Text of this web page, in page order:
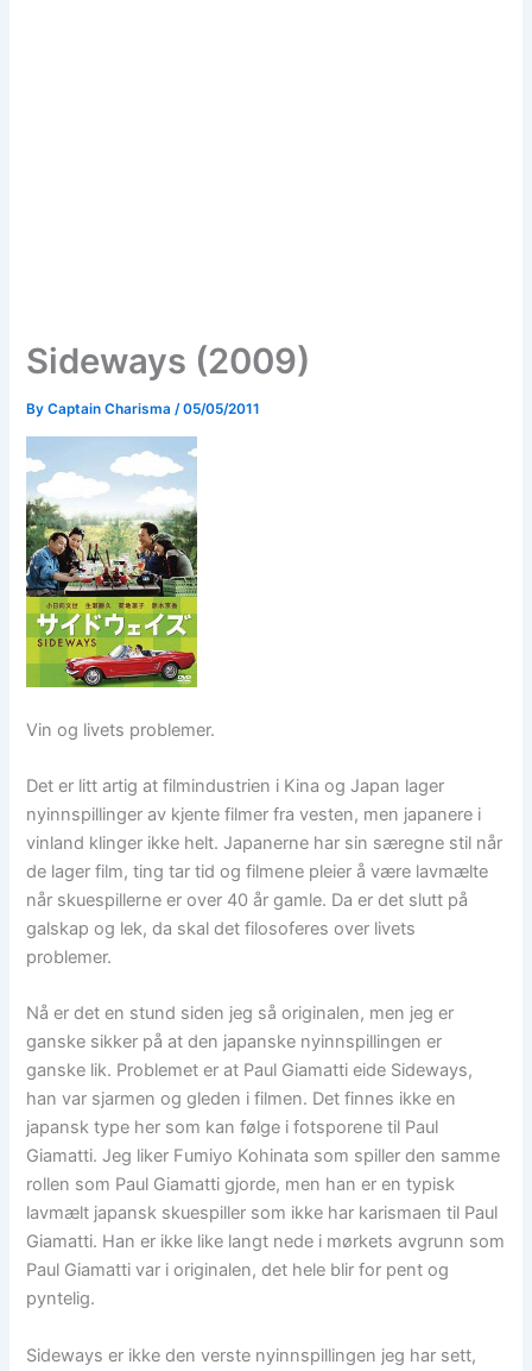
Sideways (2009)
ByCaptain Charisma /05/05/2011
Vin og livets problemer.
Det er litt artig at filmindustrien i Kina og Japan lager
nyinnspillinger av kjente filmer fra vesten, men japanere i
vinland klinger ikke helt. Japanerne har sin særegne stil når
de lager film, ting tar tid og filmene pleier å være lavmælte
når skuespillerne er over 40 år gamle. Da er det slutt på
galskap og lek, da skal det filosoferes over livets
problemer.
Nå er det en stund siden jeg så originalen, men jeg er
ganske sikker på at den japanske nyinnspillingen er
ganske lik. Problemet er at Paul Giamatti eide Sideways,
han var sjarmen og gleden i filmen. Det finnes ikke en
japansk type her som kan følge i fotsporene til Paul
Giamatti. Jeg liker Fumiyo Kohinata som spiller den samme
rollen som Paul Giamatti gjorde, men han er en typisk
lavmælt japansk skuespiller som ikke har karismaen til Paul
Giamatti. Han er ikke like langt nede i mørkets avgrunn som
Paul Giamatti var i originalen, det hele blir for pent og
pyntelig.
Sideways er ikke den verste nyinnspillingen jeg har sett,